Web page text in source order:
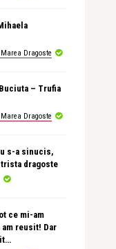
Dragoste
– Trufia
Dragoste
s-a sinucis,
dragoste
ce mi-am
reusit! Dar